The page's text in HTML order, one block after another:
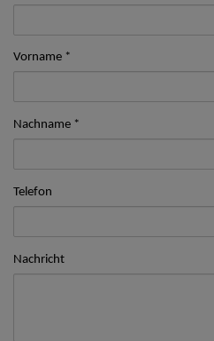
Vorname
Nachname
Telefon
Nachricht